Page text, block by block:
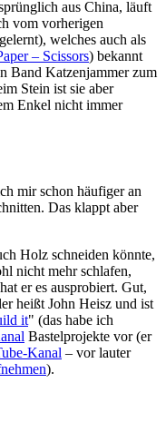
aus China, läuft
vom vorherigen
welches auch als
– Scissors) bekannt
Band Katzenjammer zum
Stein ist sie aber
Enkel nicht immer
mir schon häufiger an
Das klappt aber
Holz schneiden könnte,
nicht mehr schlafen,
er es ausprobiert. Gut,
heißt John Heisz und ist
it" (das habe ich
Bastelprojekte vor (er
Kanal – vor lauter
).